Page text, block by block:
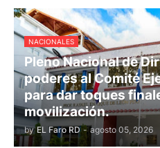
NACIONALES
Pleno Nacional de
poderes al Comité
para dar toques
movilización.
by EL Faro RD - agosto 05, 2026